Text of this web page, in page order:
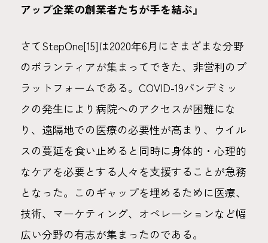
アップ企業の創業者たちが手を結ぶ』
さてStepOne[15]は2020年6月にさまざまな分野
のボランティアが集まってできた、非営利のプ
ラットフォームである。COVID-19パンデミッ
クの発生により病院へのアクセスが困難にな
り、遠隔地での医療の必要性が高まり、ウイル
スの蔓延を食い止めると同時に身体的・心理的
なケアを必要とする人々を支援することが急務
となった。このギャップを埋めるために医療、
技術、マーケティング、オペレーションなど幅
広い分野の有志が集まったのである。